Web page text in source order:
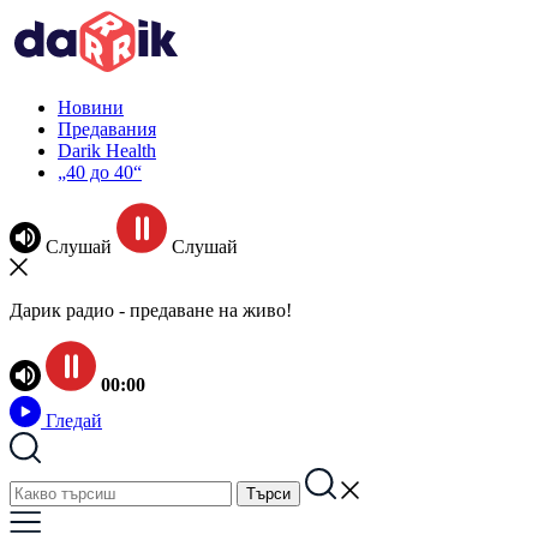
Новини
Предавания
Darik Health
„40 до 40“
Слушай Слушай
Дарик радио - предаване на живо!
00:00
Гледай